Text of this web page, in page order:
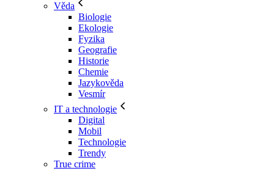
Věda
Biologie
Ekologie
Fyzika
Geografie
Historie
Chemie
Jazykověda
Vesmír
IT a technologie
Digital
Mobil
Technologie
Trendy
True crime